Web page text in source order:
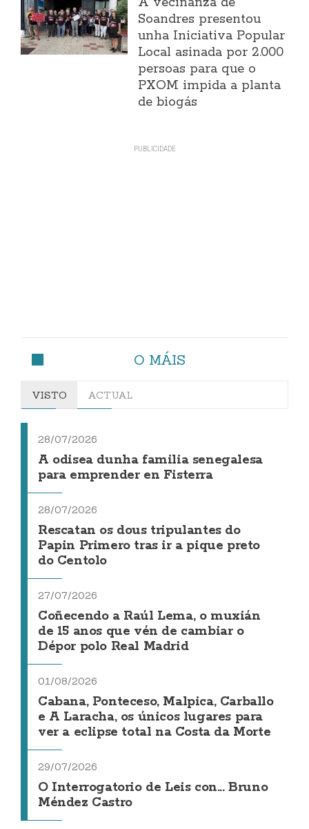
Soandres presentou
unha Iniciativa Popular
Local asinada por 2.000
persoas para que o
PXOM impida a planta
de biogás
O MÁIS
VISTO ACTUAL
28/07/2026
A odisea dunha familia senegalesa
para emprender en Fisterra
28/07/2026
Rescatan os dous tripulantes do
Papin Primero tras ir a pique preto
do Centolo
27/07/2026
Coñecendo a Raúl Lema, o muxián
de 15 anos que vén de cambiar o
Dépor polo Real Madrid
01/08/2026
Cabana, Ponteceso, Malpica, Carballo
e A Laracha, os únicos lugares para
ver a eclipse total na Costa da Morte
29/07/2026
O Interrogatorio de Leis con... Bruno
Méndez Castro